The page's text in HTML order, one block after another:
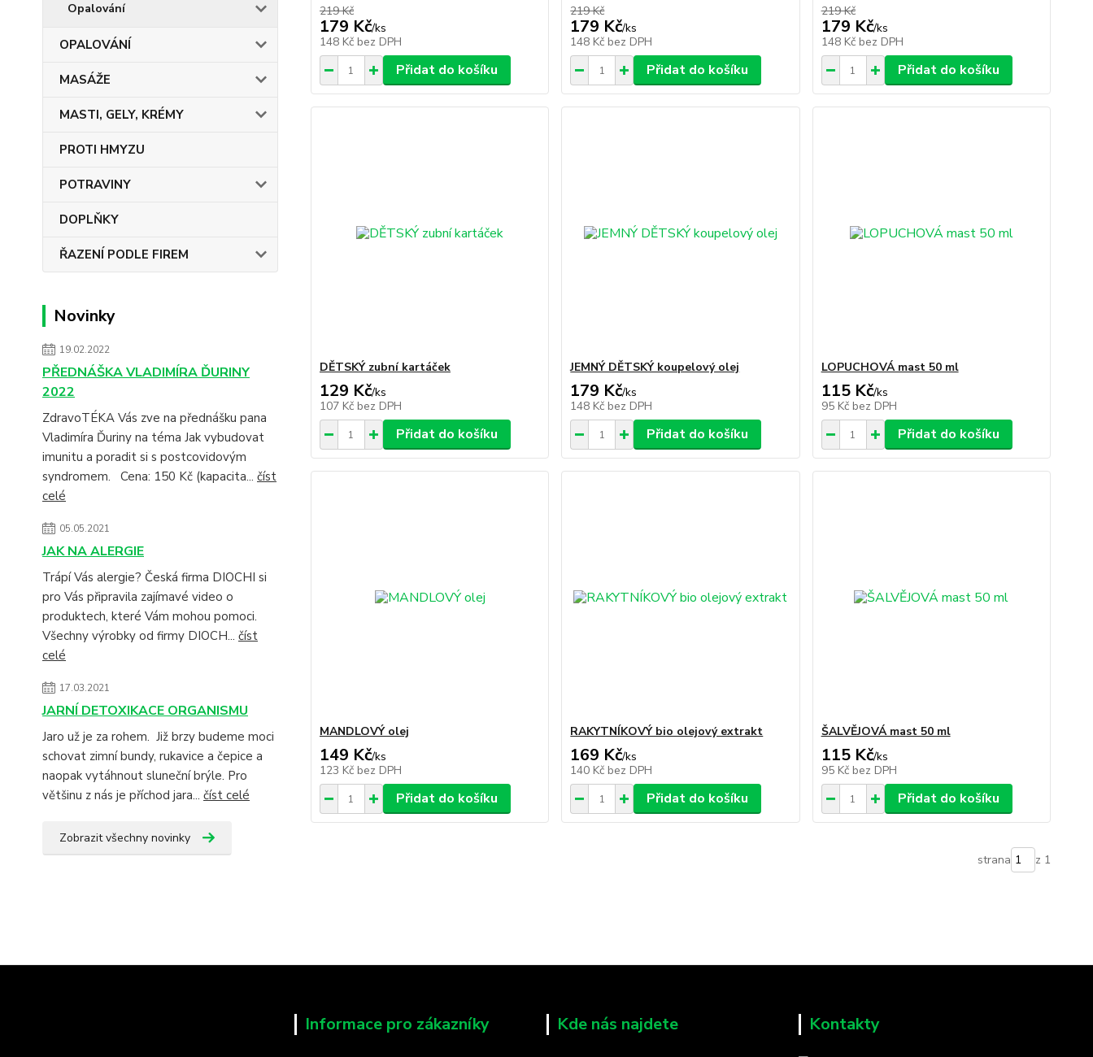
Opalování
OPALOVÁNÍ
MASÁŽE
MASTI, GELY, KRÉMY
PROTI HMYZU
POTRAVINY
DOPLŇKY
ŘAZENÍ PODLE FIREM
Novinky
19.02.2022
PŘEDNÁŠKA VLADIMÍRA ĎURINY
2022
ZdravoTÉKA Vás zve na přednášku pana
Vladimíra Ďuriny na téma Jak vybudovat
imunitu a poradit si s postcovidovým
syndromem. Cena: 150 Kč (kapacita... číst
celé
05.05.2021
JAK NA ALERGIE
Trápí Vás alergie? Česká firma DIOCHI si
pro Vás připravila zajímavé video o
produktech, které Vám mohou pomoci.
Všechny výrobky od firmy DIOCH... číst
celé
17.03.2021
JARNÍ DETOXIKACE ORGANISMU
Jaro už je za rohem. Již brzy budeme moci
schovat zimní bundy, rukavice a čepice a
naopak vytáhnout sluneční brýle. Pro
většinu z nás je příchod jara... číst celé
Zobrazit všechny novinky
219 Kč
179 Kč/ks
148 Kč bez DPH
Přidat do košíku
219 Kč
179 Kč/ks
148 Kč bez DPH
Přidat do košíku
219 Kč
179 Kč/ks
148 Kč bez DPH
Přidat do košíku
DĚTSKÝ zubní kartáček
129 Kč/ks
107 Kč bez DPH
Přidat do košíku
JEMNÝ DĚTSKÝ koupelový olej
179 Kč/ks
148 Kč bez DPH
Přidat do košíku
LOPUCHOVÁ mast 50 ml
115 Kč/ks
95 Kč bez DPH
Přidat do košíku
MANDLOVÝ olej
149 Kč/ks
123 Kč bez DPH
Přidat do košíku
RAKYTNÍKOVÝ bio olejový extrakt
169 Kč/ks
140 Kč bez DPH
Přidat do košíku
ŠALVĚJOVÁ mast 50 ml
115 Kč/ks
95 Kč bez DPH
Přidat do košíku
strana z 1
Informace pro zákazníky Kde nás najdete Kontakty